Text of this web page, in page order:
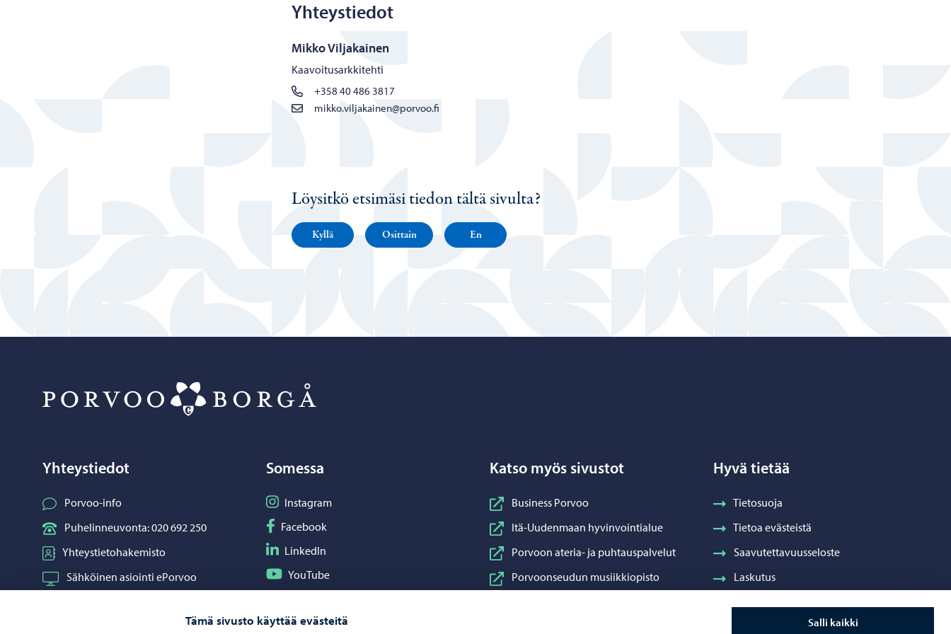
Tämä sivusto käyttää evästeitä Salli kaikki
Yhteystiedot
Mikko Viljakainen
Kaavoitusarkkitehti
+358 40 486 3817
mikko.viljakainen@porvoo.fi
Löysitkö etsimäsi tiedon tältä sivulta?
Kyllä Osittain En
Yhteystiedot
Porvoo-info
Puhelinneuvonta: 020 692 250
Yhteystietohakemisto
Sähköinen asiointi ePorvoo
Somessa
Seuraa Instagram
Instagram
Seuraa Facebook
Facebook
Seuraa LinkedIn
LinkedIn
Seuraa YouTube
YouTube
Katso myös sivustot
Business Porvoo
Itä-Uudenmaan hyvinvointialue
Porvoon ateria- ja puhtauspalvelut
Porvoonseudun musiikkiopisto
Hyvä tietää
Tietosuoja
Tietoa evästeistä
Saavutettavuusseloste
Laskutus